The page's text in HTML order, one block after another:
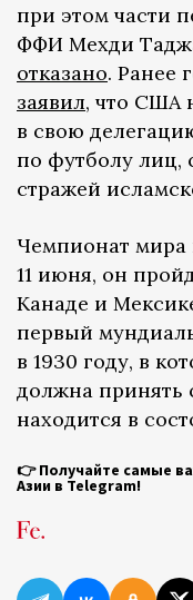
при этом части
ФФИ Мехди
отказано. Ранее
заявил, что США
в свою
по футболу лиц,
стражей
Чемпионат мира
11 июня, он
Канаде и
первый
в 1930 году, в
должна принять
находится в
👉Получайте самые
Азии в Telegram!